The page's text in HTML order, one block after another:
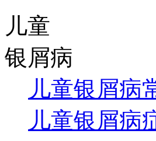
儿童
银屑病
儿童银屑病
儿童银屑病